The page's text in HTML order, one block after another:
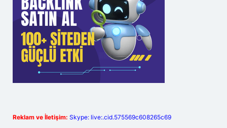
Reklam ve İletişim: Skype: live:.cid.575569c608265c69